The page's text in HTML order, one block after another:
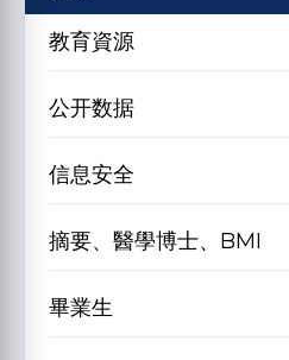
教育資源
公开数据
信息安全
摘要、醫學博士、BMI
畢業生